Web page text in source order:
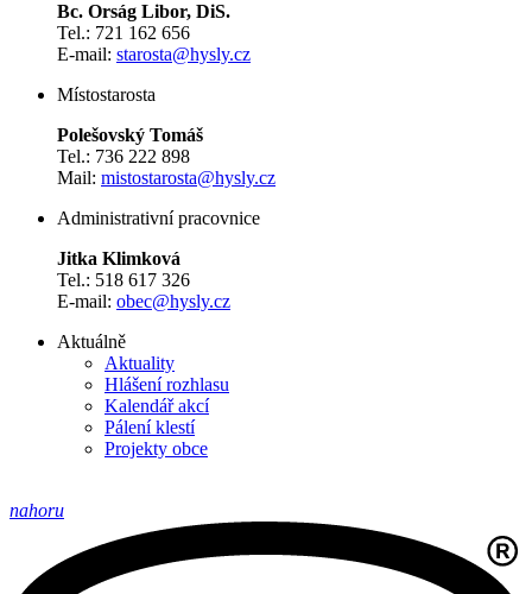
Bc. Orság Libor, DiS.
Tel.: 721 162 656
E-mail: starosta@hysly.cz
​​​​​​​Místostarosta
Polešovský Tomáš
Tel.: 736 222 898
Mail: mistostarosta@hysly.cz
Administrativní pracovnice
Jitka Klimková
Tel.: 518 617 326
E-mail: obec@hysly.cz
Aktuálně
Aktuality
Hlášení rozhlasu
Kalendář akcí
Pálení klestí
Projekty obce
nahoru